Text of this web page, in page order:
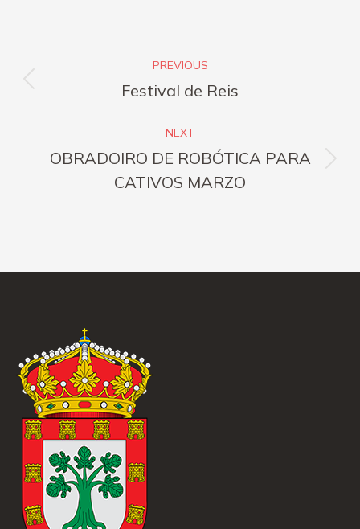
navigation
PREVIOUS
Previous
Festival de Reis
NEXT
Next
post:
OBRADOIRO DE ROBÓTICA PARA
CATIVOS MARZO